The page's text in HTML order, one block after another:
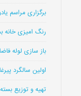
برگزاری مراسم
رنگ امیزی خانه
باز سازی لوله
اولین سالگرد
تهیه و توزیع